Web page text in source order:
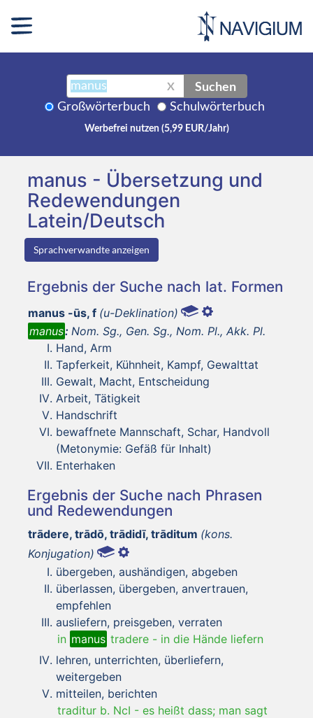
X Suchen
Großwörterbuch Schulwörterbuch
Werbefrei nutzen (5,99 EUR/Jahr)
manus - Übersetzung und
Redewendungen
Latein/Deutsch
Sprachverwandte anzeigen
Ergebnis der Suche nach lat. Formen
manus -ūs, f (u-Deklination)
manus: Nom. Sg., Gen. Sg., Nom. Pl., Akk. Pl.
Hand, Arm
Tapferkeit, Kühnheit, Kampf, Gewalttat
Gewalt, Macht, Entscheidung
Arbeit, Tätigkeit
Handschrift
bewaffnete Mannschaft, Schar, Handvoll
(Metonymie: Gefäß für Inhalt)
Enterhaken
Ergebnis der Suche nach Phrasen
und Redewendungen
trādere, trādō, trādidī, trāditum (kons.
Konjugation)
übergeben, aushändigen, abgeben
überlassen, übergeben, anvertrauen,
empfehlen
ausliefern, preisgeben, verraten
in manus tradere - in die Hände liefern
lehren, unterrichten, überliefern,
weitergeben
mitteilen, berichten
traditur b. NcI - es heißt dass; man sagt